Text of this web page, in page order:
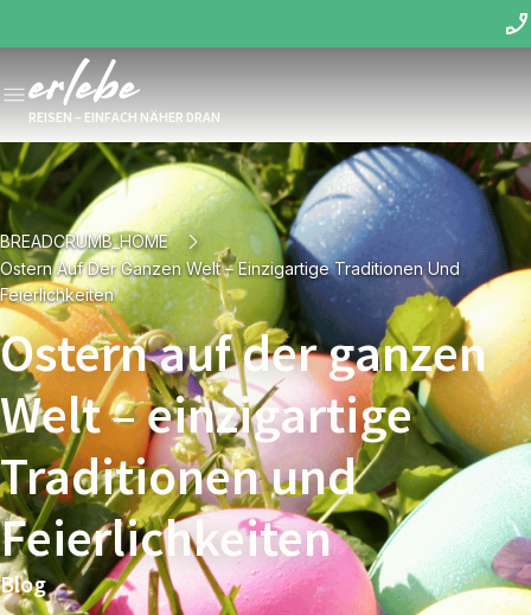
REISEN – EINFACH NÄHER DRAN
BREADCRUMB_HOME
Ostern Auf Der Ganzen Welt – Einzigartige Traditionen Und
Feierlichkeiten
Ostern auf der ganzen
Welt – einzigartige
Traditionen und
Feierlichkeiten
Blog